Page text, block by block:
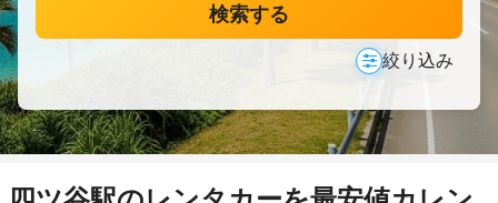
検索する
絞り込み